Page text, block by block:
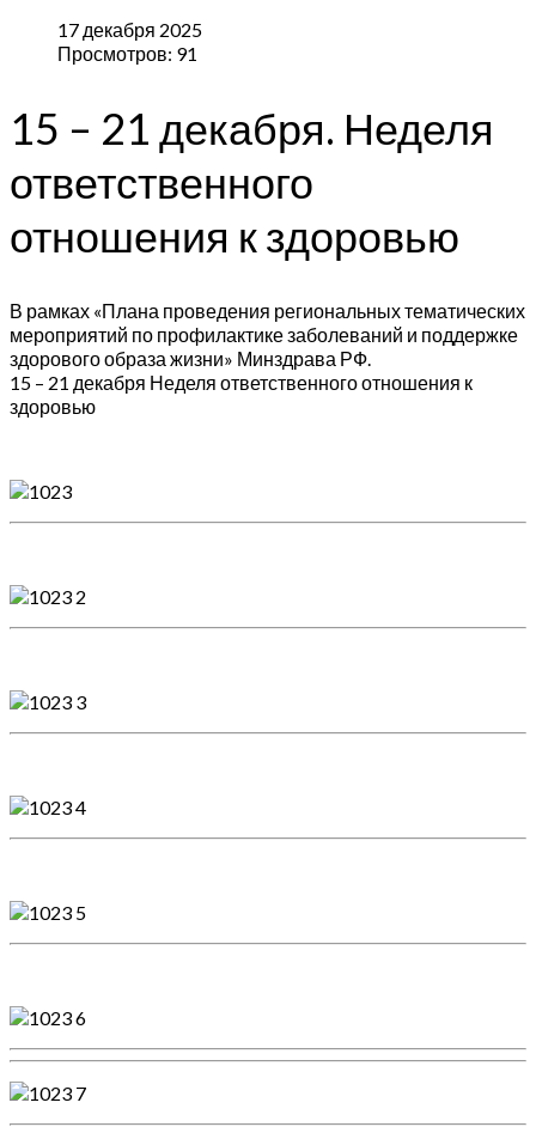
17 декабря 2025
Просмотров: 91
15 – 21 декабря. Неделя
ответственного
отношения к здоровью
В рамках «Плана проведения региональных тематических
мероприятий по профилактике заболеваний и поддержке
здорового образа жизни» Минздрава РФ.
15 – 21 декабря Неделя ответственного отношения к
здоровью